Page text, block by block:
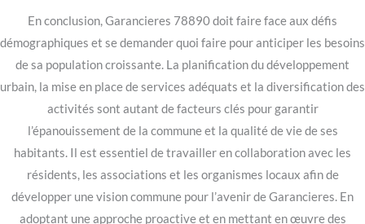
En conclusion, Garancieres 78890 doit faire face aux défis
démographiques et se demander quoi faire pour anticiper les besoins
de sa population croissante. La planification du développement
urbain, la mise en place de services adéquats et la diversification des
activités sont autant de facteurs clés pour garantir
l’épanouissement de la commune et la qualité de vie de ses
habitants. Il est essentiel de travailler en collaboration avec les
résidents, les associations et les organismes locaux afin de
développer une vision commune pour l’avenir de Garancieres. En
adoptant une approche proactive et en mettant en œuvre des